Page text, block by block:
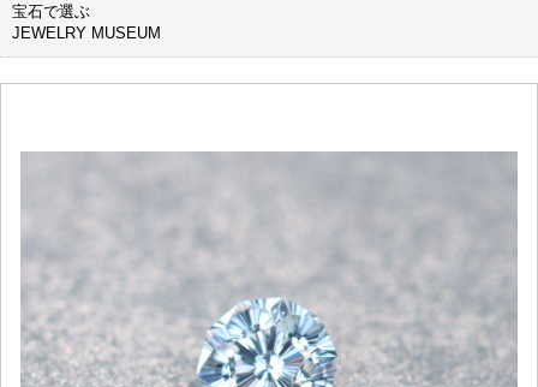
宝石で選ぶ
JEWELRY MUSEUM